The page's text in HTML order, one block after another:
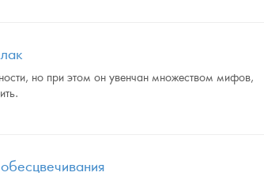
но при этом он увенчан множеством мифов,